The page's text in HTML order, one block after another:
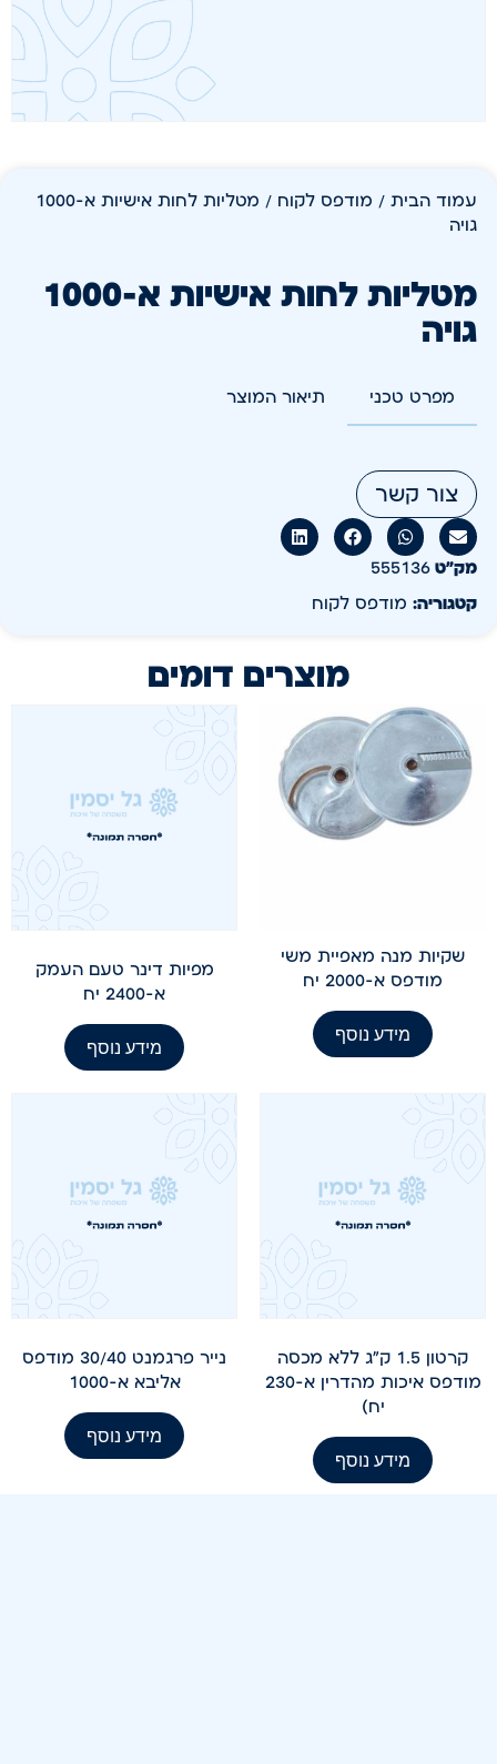
עמוד הבית / מודפס לקוח
/ מטליות לחות אישיות א-1000
גויה
מטליות לחות אישיות א-1000
גויה
מפרט טכני תיאור המוצר
צור קשר
מק״ט 555136
קטגוריה: מודפס לקוח
מוצרים דומים
שקיות מנה מאפיית משי
מודפס א-2000 יח
מידע נוסף
מפיות דינר טעם העמק
א-2400 יח
מידע נוסף
קרטון 1.5 ק"ג ללא מכסה
מודפס איכות מהדרין א-230
יח)
מידע נוסף
נייר פרגמנט 30/40 מודפס
אליבא א-1000
מידע נוסף